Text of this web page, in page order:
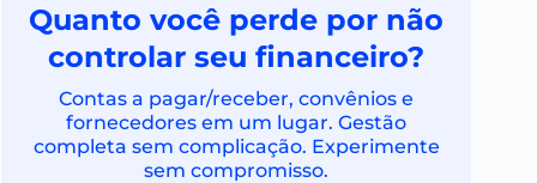
Quanto você perde por não
controlar seu financeiro?
Contas a pagar/receber, convênios e
fornecedores em um lugar. Gestão
completa sem complicação. Experimente
sem compromisso.